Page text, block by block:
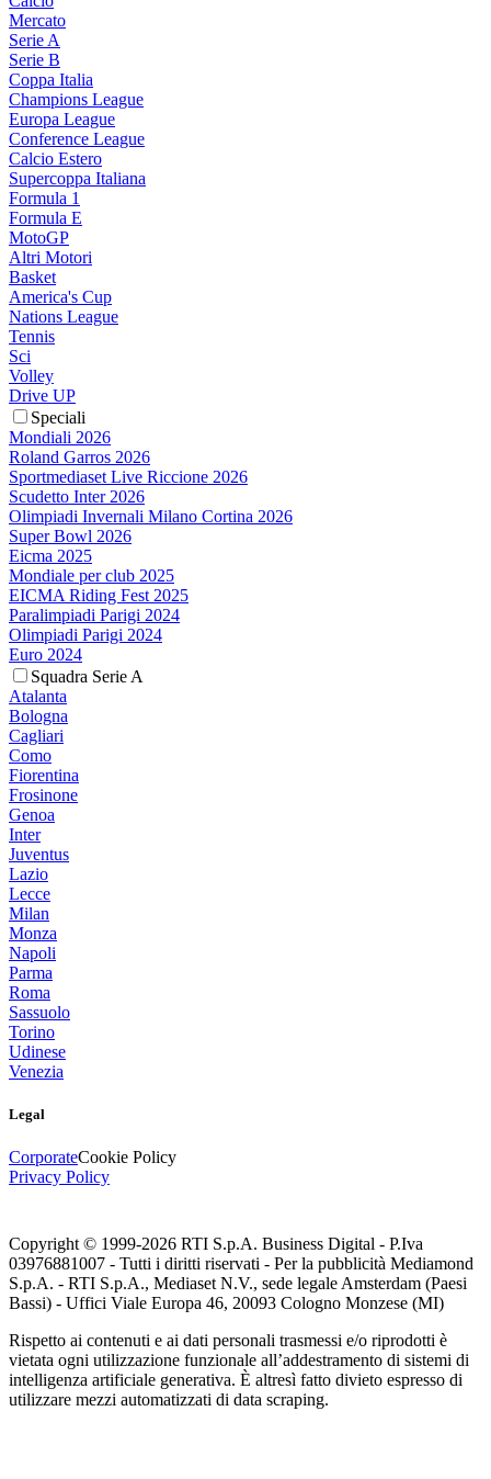
Mercato
Serie A
Serie B
Coppa Italia
Champions League
Europa League
Conference League
Calcio Estero
Supercoppa Italiana
Formula 1
Formula E
MotoGP
Altri Motori
Basket
America's Cup
Nations League
Tennis
Sci
Volley
Drive UP
Speciali
Mondiali 2026
Roland Garros 2026
Sportmediaset Live Riccione 2026
Scudetto Inter 2026
Olimpiadi Invernali Milano Cortina 2026
Super Bowl 2026
Eicma 2025
Mondiale per club 2025
EICMA Riding Fest 2025
Paralimpiadi Parigi 2024
Olimpiadi Parigi 2024
Euro 2024
Squadra Serie A
Atalanta
Bologna
Cagliari
Como
Fiorentina
Frosinone
Genoa
Inter
Juventus
Lazio
Lecce
Milan
Monza
Napoli
Parma
Roma
Sassuolo
Torino
Udinese
Venezia
Legal
CorporateCookie Policy
Privacy Policy
Copyright © 1999-2026 RTI S.p.A. Business Digital - P.Iva
03976881007 - Tutti i diritti riservati - Per la pubblicità Mediamond
S.p.A. - RTI S.p.A., Mediaset N.V., sede legale Amsterdam (Paesi
Bassi) - Uffici Viale Europa 46, 20093 Cologno Monzese (MI)
Rispetto ai contenuti e ai dati personali trasmessi e/o riprodotti è
vietata ogni utilizzazione funzionale all’addestramento di sistemi di
intelligenza artificiale generativa. È altresì fatto divieto espresso di
utilizzare mezzi automatizzati di data scraping.